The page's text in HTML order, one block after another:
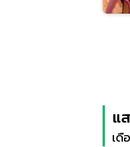
แ
เดื